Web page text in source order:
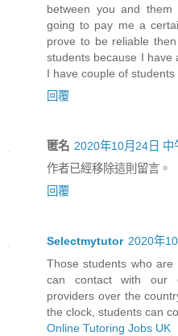
between you and
going to pay me a
prove to be reliable
students because I have
I have couple of
回覆
匿名 2020年10月24日 中
作者已經移除這則留言。
回覆
Selectmytutor 2020年
Those students who
can contact with our
providers over the
the clock, students can
Online Tutoring Jobs UK